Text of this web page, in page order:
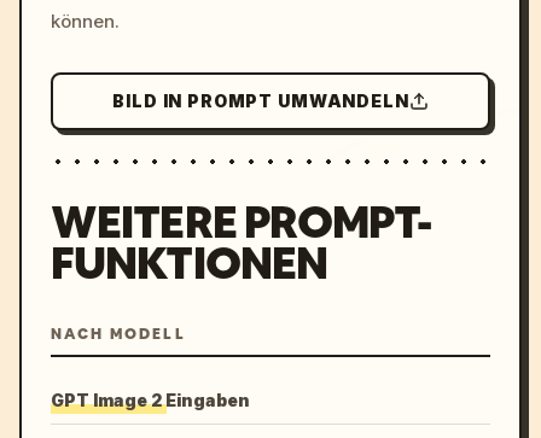
können.
BILD IN PROMPT UMWANDELN
WEITERE PROMPT-
FUNKTIONEN
NACH MODELL
GPT Image 2 Eingaben